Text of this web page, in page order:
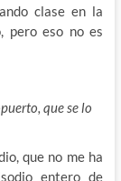
clase en la
pero eso no es
que se lo
que no me ha
entero de